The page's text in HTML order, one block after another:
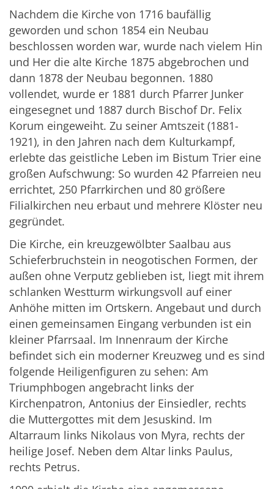
Nachdem die Kirche von 1716 baufällig
geworden und schon 1854 ein Neubau
beschlossen worden war, wurde nach vielem Hin
und Her die alte Kirche 1875 abgebrochen und
dann 1878 der Neubau begonnen. 1880
vollendet, wurde er 1881 durch Pfarrer Junker
eingesegnet und 1887 durch Bischof Dr. Felix
Korum eingeweiht. Zu seiner Amtszeit (1881-
1921), in den Jahren nach dem Kulturkampf,
erlebte das geistliche Leben im Bistum Trier eine
großen Aufschwung: So wurden 42 Pfarreien neu
errichtet, 250 Pfarrkirchen und 80 größere
Filialkirchen neu erbaut und mehrere Klöster neu
gegründet.
Die Kirche, ein kreuzgewölbter Saalbau aus
Schieferbruchstein in neogotischen Formen, der
außen ohne Verputz geblieben ist, liegt mit ihrem
schlanken Westturm wirkungsvoll auf einer
Anhöhe mitten im Ortskern. Angebaut und durch
einen gemeinsamen Eingang verbunden ist ein
kleiner Pfarrsaal. Im Innenraum der Kirche
befindet sich ein moderner Kreuzweg und es sind
folgende Heiligenfiguren zu sehen: Am
Triumphbogen angebracht links der
Kirchenpatron, Antonius der Einsiedler, rechts
die Muttergottes mit dem Jesuskind. Im
Altarraum links Nikolaus von Myra, rechts der
heilige Josef. Neben dem Altar links Paulus,
rechts Petrus.